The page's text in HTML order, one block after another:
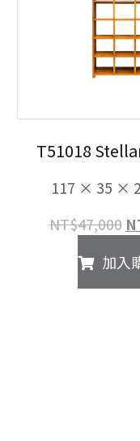
T51018
117 × 35 ×
NT$47,000 原
價
加入